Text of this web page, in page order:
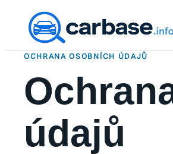
OCHRANA OSOBNÍCH ÚDAJŮ
údajů